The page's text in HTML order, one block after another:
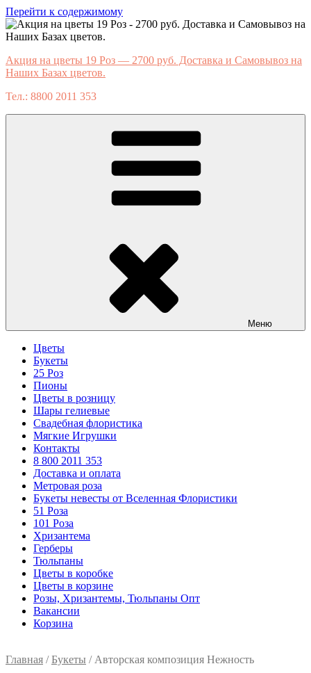
Перейти к содержимому
Акция на цветы 19 Роз — 2700 руб. Доставка и Самовывоз на
Наших Базах цветов.
Тел.: 8800 2011 353
Меню
Цветы
Букеты
25 Роз
Пионы
Цветы в розницу
Шары гелиевые
Свадебная флористика
Мягкие Игрушки
Контакты
8 800 2011 353
Доставка и оплата
Метровая роза
Букеты невесты от Вселенная Флористики
51 Роза
101 Роза
Хризантема
Герберы
Тюльпаны
Цветы в коробке
Цветы в корзине
Розы, Хризантемы, Тюльпаны Опт
Вакансии
Корзина
Главная /Букеты / Авторская композиция Нежность